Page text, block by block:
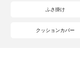
ふさ掛け
クッションカバー